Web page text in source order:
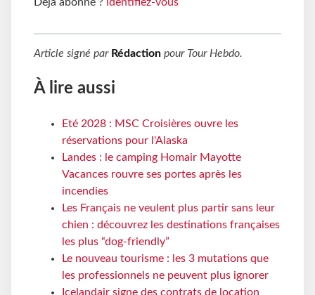
Déjà abonné ? Identifiez-vous
Article signé par Rédaction pour Tour Hebdo.
À lire aussi
Eté 2028 : MSC Croisières ouvre les
réservations pour l'Alaska
Landes : le camping Homair Mayotte
Vacances rouvre ses portes après les
incendies
Les Français ne veulent plus partir sans leur
chien : découvrez les destinations françaises
les plus “dog-friendly”
Le nouveau tourisme : les 3 mutations que
les professionnels ne peuvent plus ignorer
Icelandair signe des contrats de location